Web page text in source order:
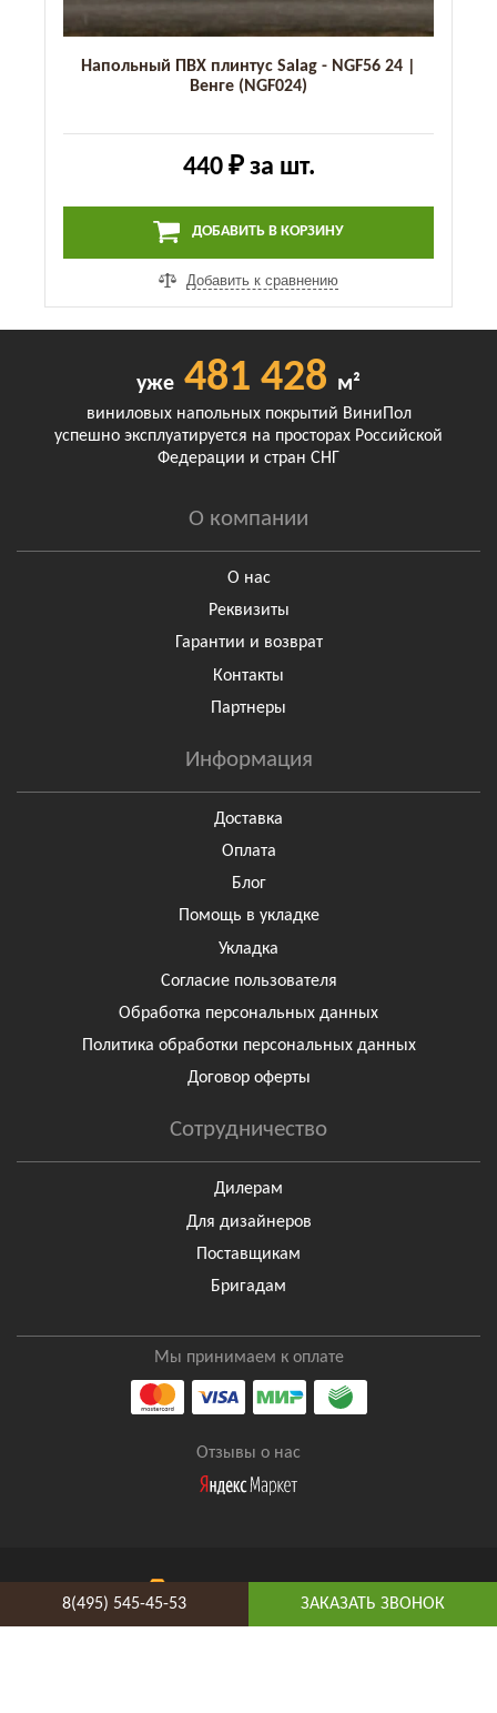
Напольный ПВХ плинтус Salag - NGF56 24 |
Венге (NGF024)
440 ₽за шт.
ДОБАВИТЬ В КОРЗИНУ
Добавить к сравнению
уже 481 428 м²
виниловых напольных покрытий ВиниПол
успешно эксплуатируется на просторах Российской
Федерации и стран СНГ
О компании
О нас
Реквизиты
Гарантии и возврат
Контакты
Партнеры
Информация
Доставка
Оплата
Блог
Помощь в укладке
Укладка
Согласие пользователя
Обработка персональных данных
Политика обработки персональных данных
Договор оферты
Сотрудничество
Дилерам
Для дизайнеров
Поставщикам
Бригадам
Мы принимаем к оплате
Отзывы о нас
8(495) 545-45-53 ЗАКАЗАТЬ ЗВОНОК